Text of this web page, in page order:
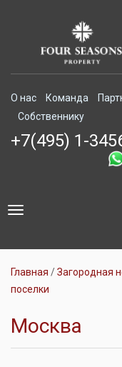
О нас Команда
Собственнику
+7(495) 1-
Toggle
Главная Загородная
поселки
Москва